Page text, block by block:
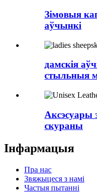
Зімовыя
аўчынкі
дамскія
стыльныя
Аксэсуары
скураны
Інфармацыя
Пра нас
Звяжыцеся з намі
Частыя пытанні